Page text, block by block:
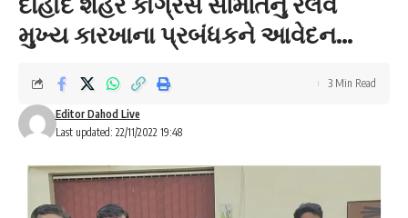
મુખ્ય કારખાના પ્રબંધકને આવેદન…
Last updated: 22/11/2022 19:48
Editor Dahod Live
3 Min Read